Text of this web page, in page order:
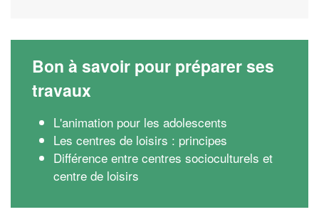
Bon à savoir pour préparer ses
travaux
L'animation pour les adolescents
Les centres de loisirs : principes
Différence entre centres socioculturels et
centre de loisirs